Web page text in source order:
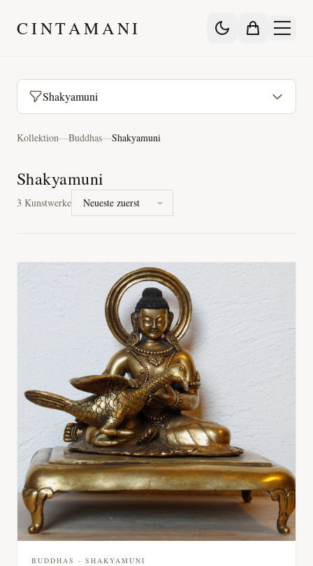
CINTAMANI
Shakyamuni
Kollektion—Buddhas—Shakyamuni
Shakyamuni
3 Kunstwerke
BUDDHAS - SHAKYAMUNI